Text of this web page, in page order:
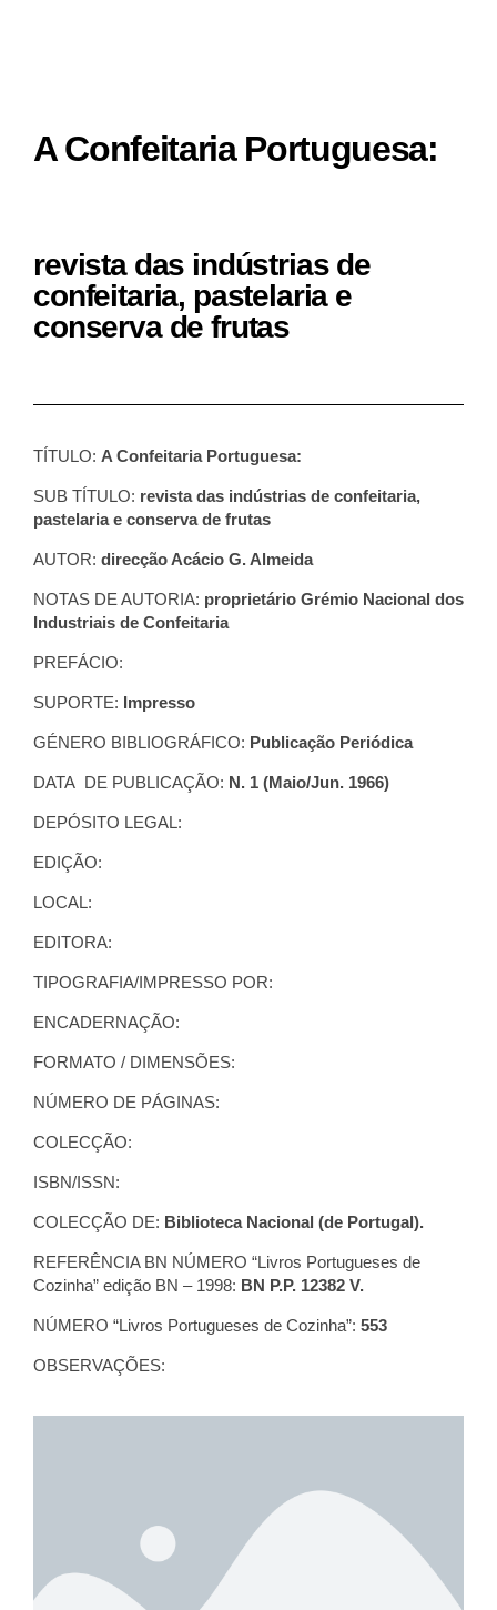
A Confeitaria Portuguesa:
revista das indústrias de
confeitaria, pastelaria e
conserva de frutas
TÍTULO: A Confeitaria Portuguesa:
SUB TÍTULO: revista das indústrias de confeitaria,
pastelaria e conserva de frutas
AUTOR: direcção Acácio G. Almeida
NOTAS DE AUTORIA: proprietário Grémio Nacional dos
Industriais de Confeitaria
PREFÁCIO:
SUPORTE: Impresso
GÉNERO BIBLIOGRÁFICO: Publicação Periódica
DATA DE PUBLICAÇÃO: N. 1 (Maio/Jun. 1966)
DEPÓSITO LEGAL:
EDIÇÃO:
LOCAL:
EDITORA:
TIPOGRAFIA/IMPRESSO POR:
ENCADERNAÇÃO:
FORMATO / DIMENSÕES:
NÚMERO DE PÁGINAS:
COLECÇÃO:
ISBN/ISSN:
COLECÇÃO DE: Biblioteca Nacional (de Portugal).
REFERÊNCIA BN NÚMERO “Livros Portugueses de
Cozinha” edição BN – 1998: BN P.P. 12382 V.
NÚMERO “Livros Portugueses de Cozinha”: 553
OBSERVAÇÕES: